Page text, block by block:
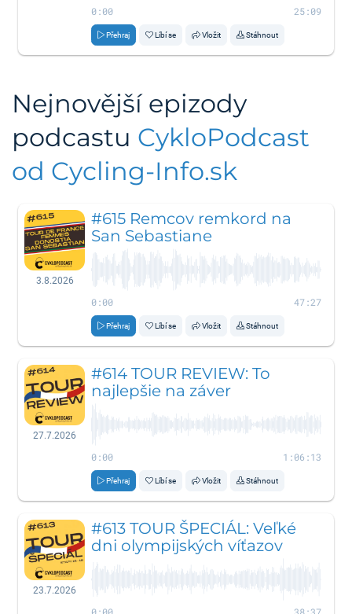
0:00 25:09
Přehraj Líbí se Vložit Stáhnout
Nejnovější epizody
podcastu CykloPodcast
od Cycling-Info.sk
3.8.2026
#615 Remcov remkord na
San Sebastiane
0:00 47:27
Přehraj Líbí se Vložit Stáhnout
27.7.2026
#614 TOUR REVIEW: To
najlepšie na záver
0:00 1:06:13
Přehraj Líbí se Vložit Stáhnout
23.7.2026
#613 TOUR ŠPECIÁL: Veľké
dni olympijských víťazov